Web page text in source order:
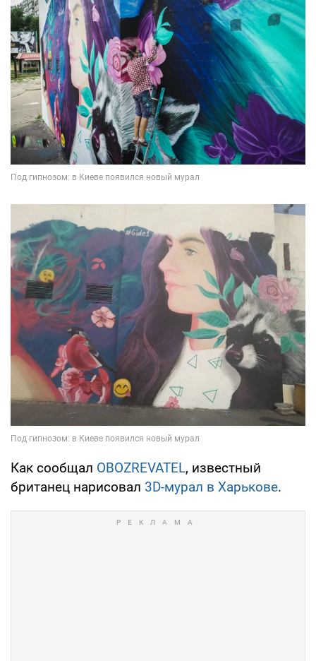
Как сообщал OBOZREVATEL, известный
британец нарисовал 3D-мурал в Харькове.